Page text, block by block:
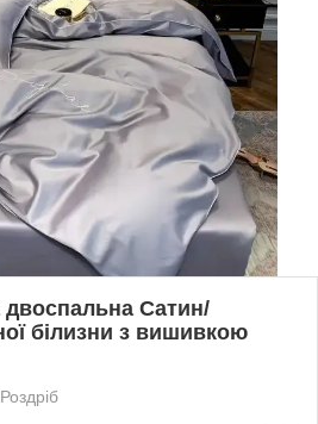
двоспальна Сатин/
білизни з вишивкою
Роздріб